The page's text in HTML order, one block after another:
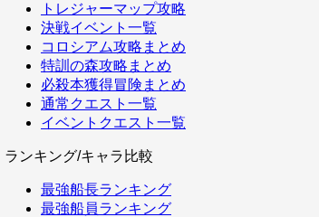
トレジャーマップ攻略
決戦イベント一覧
コロシアム攻略まとめ
特訓の森攻略まとめ
必殺本獲得冒険まとめ
通常クエスト一覧
イベントクエスト一覧
ランキング/キャラ比較
最強船長ランキング
最強船員ランキング